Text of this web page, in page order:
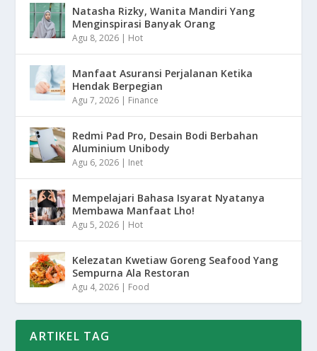
Natasha Rizky, Wanita Mandiri Yang
Menginspirasi Banyak Orang
Agu 8, 2026 | Hot
Manfaat Asuransi Perjalanan Ketika
Hendak Berpegian
Agu 7, 2026 | Finance
Redmi Pad Pro, Desain Bodi Berbahan
Aluminium Unibody
Agu 6, 2026 | Inet
Mempelajari Bahasa Isyarat Nyatanya
Membawa Manfaat Lho!
Agu 5, 2026 | Hot
Kelezatan Kwetiaw Goreng Seafood Yang
Sempurna Ala Restoran
Agu 4, 2026 | Food
ARTIKEL TAG